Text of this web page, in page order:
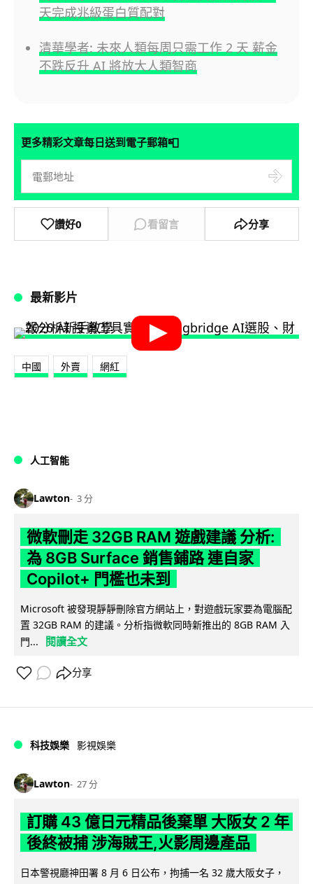
天完成兆級蛋白質配對
清華學者: 未來人類每周只需工作 2 天 薪金
不跌反升 AI 將放大人類智商
更多精彩文章每日送到電子郵箱📮
讚好0 看留言 分享
最新影片
中國 外賣 網紅
人工智能
Lawton 3 分
微軟刪走 32GB RAM 遊戲建議 分析:
為 8GB Surface 銷售鋪路 連自家
Copilot+ 門檻也未到
Microsoft 被發現靜靜刪除官方網站上，對遊戲玩家要為電腦配
置 32GB RAM 的建議。分析指微軟同時新推出的 8GB RAM 入
門...
閱讀全文
分享
科技娛樂 影視娛樂
Lawton 27 分
訂購 43 億日元精品後棄單 大阪女 2 年
後終被捕 涉海賊王,火影周邊產品
日本警視廳神田署 8 月 6 日公布，拘捕一名 32 歲大阪女子，